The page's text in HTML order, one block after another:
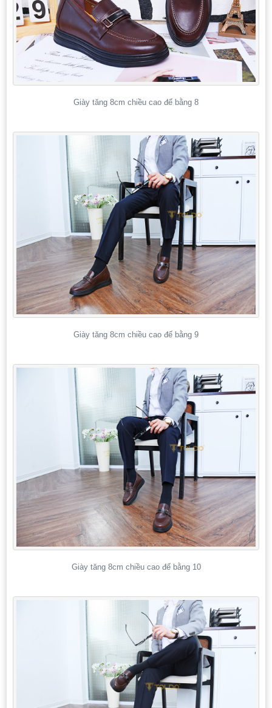
Giày tăng 8cm chiều cao đế bằng 8
Giày tăng 8cm chiều cao đế bằng 9
Giày tăng 8cm chiều cao đế bằng 10